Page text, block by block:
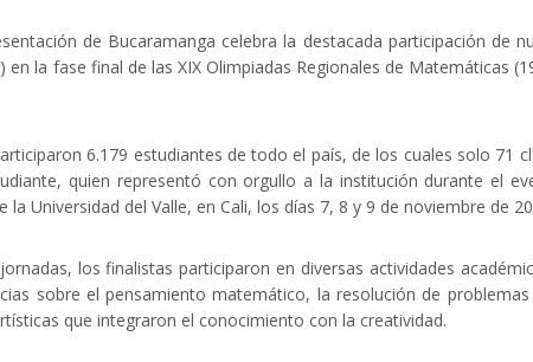
de Bucaramanga celebra la destacada participación de
en la fase final de las XIX Olimpiadas Regionales de Matemáticas
6.179 estudiantes de todo el país, de los cuales solo 71
quien representó con orgullo a la institución durante el
la Universidad del Valle, en Cali, los días 7, 8 y 9 de noviembre de
los finalistas participaron en diversas actividades
sobre el pensamiento matemático, la resolución de
que integraron el conocimiento con la creatividad.